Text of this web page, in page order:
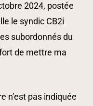
2024, postée
le syndic CB2i
subordonnés du
de mettre ma
n’est pas indiquée